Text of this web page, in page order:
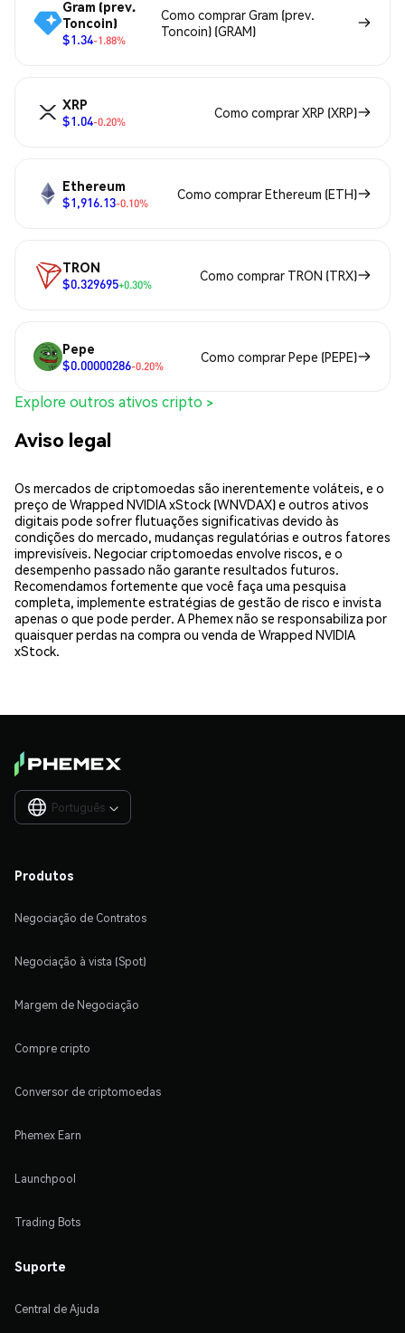
Gram (prev.
Toncoin)
$1.34-1.88%
Como comprar Gram (prev.
Toncoin) (GRAM)
XRP
$1.04-0.20%
Como comprar XRP (XRP)
Ethereum
$1,916.13-0.10%
Como comprar Ethereum (ETH)
TRON
$0.329695+0.30%
Como comprar TRON (TRX)
Pepe
$0.00000286-0.20%
Como comprar Pepe (PEPE)
Explore outros ativos cripto >
Aviso legal
Os mercados de criptomoedas são inerentemente voláteis, e o
preço de Wrapped NVIDIA xStock (WNVDAX) e outros ativos
digitais pode sofrer flutuações significativas devido às
condições do mercado, mudanças regulatórias e outros fatores
imprevisíveis. Negociar criptomoedas envolve riscos, e o
desempenho passado não garante resultados futuros.
Recomendamos fortemente que você faça uma pesquisa
completa, implemente estratégias de gestão de risco e invista
apenas o que pode perder. A Phemex não se responsabiliza por
quaisquer perdas na compra ou venda de Wrapped NVIDIA
xStock.
Português 
Produtos
Negociação de Contratos
Negociação à vista (Spot)
Margem de Negociação
Compre cripto
Conversor de criptomoedas
Phemex Earn
Launchpool
Trading Bots
Suporte
Central de Ajuda